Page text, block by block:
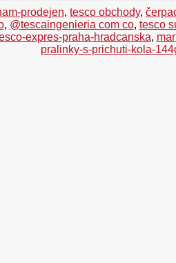
prodejen, tesco obchody,
, @tescaingenieria com co, tesco
expres-praha-hradcanska,
pralinky-s-prichuti-kola-